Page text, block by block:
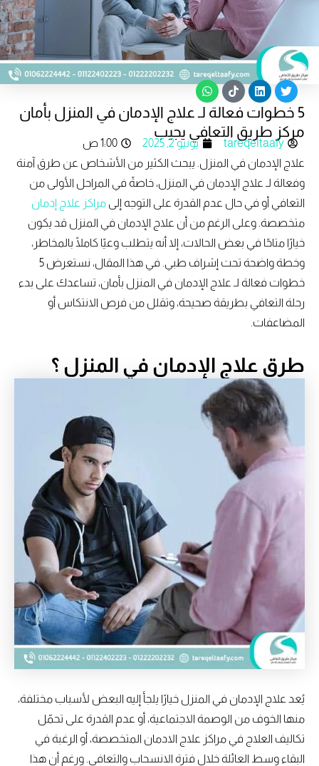
T
w
i
t
e
L
i
n
k
e
d
n
T
i
k
o
k
W
h
a
s
a
p
p
5 خطوات فعالة لـ علاج الإدمان في المنزل بأمان
مركز طريق التعافي يجيب
tareqeltaafy يونيو 2, 2025
1:00 ص
علاج الإدمان في المنزل. يبحث الكثير من الأشخاص عن طرق آمنة
وفعالة لـ علاج الإدمان في المنزل، خاصةً في المراحل الأولى من
التعافي أو في حال عدم القدرة على التوجه إلى
مراكز علاج إدمان
متخصصة. وعلى الرغم من أن علاج الإدمان في المنزل قد يكون
خيارًا متاحًا في بعض الحالات، إلا أنه يتطلب وعيًا كاملًا بالمخاطر،
وخطة واضحة تحت إشراف طبي. في هذا المقال، نستعرض 5
خطوات فعالة لـ علاج الإدمان في المنزل بأمان، تساعدك على بدء
رحلة التعافي بطريقة صحيحة، وتقلل من فرص الانتكاس أو
المضاعفات.
طرق علاج الإدمان في المنزل ؟
يُعد علاج الإدمان في المنزل خيارًا يلجأ إليه البعض لأسباب مختلفة،
منها الخوف من الوصمة الاجتماعية، أو عدم القدرة على تحمّل
تكاليف العلاج في مراكز علاج الادمان المتخصصة، أو الرغبة في
البقاء وسط العائلة خلال فترة الانسحاب والتعافي. ورغم أن هذا